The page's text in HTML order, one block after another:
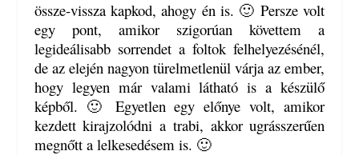
össze-vissza kapkod, ahogy én is. 🙂 Persze volt
egy pont, amikor szigorúan követtem a
legideálisabb sorrendet a foltok felhelyezésénél,
de az elején nagyon türelmetlenül várja az ember,
hogy legyen már valami látható is a készülő
képből. 🙂 Egyetlen egy előnye volt, amikor
kezdett kirajzolódni a trabi, akkor ugrásszerűen
megnőtt a lelkesedésem is. 🙂